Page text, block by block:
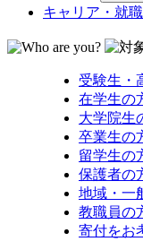
キャリア・就
受験生・
在学生の
大学院生
卒業生の
留学生の
保護者の
地域・一
教職員の
寄付をお